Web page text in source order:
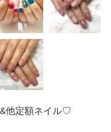
他定額ネイル♡